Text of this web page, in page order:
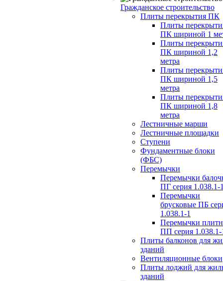
Гражданское строительство
Плиты перекрытия ПК
Плиты
ПК шириной 1
Плиты
ПК шириной 1,2
метра
Плиты
ПК шириной 1,5
метра
Плиты
ПК шириной 1,8
метра
Лестничные марши
Лестничные площадки
Ступени
Фундаментные блоки
(ФБС)
Перемычки
Перемычки
ПГ серия 1.038.1-
Перемычки
брусковые ПБ
1.038.1-1
Перемычки
ПП серия 1.038.1-
Плиты балконов для
зданий
Вентиляционные блоки
Плиты лоджий для
зданий